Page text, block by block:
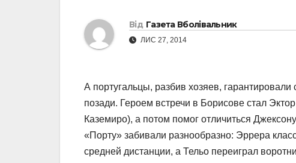
Від Газета Вболівальник
ЛИС 27, 2014
А португальцы, разбив хозяев, гарантировали
позади. Героем встречи в Борисове стал
Каземиро), а потом помог отличиться
«Порту» забивали разнообразно: Эррера
средней дистанции, а Тельо переиграл